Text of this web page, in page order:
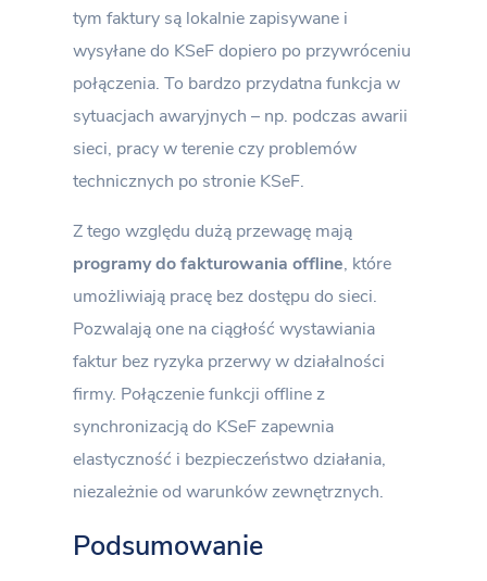
tym faktury są lokalnie zapisywane i
wysyłane do KSeF dopiero po przywróceniu
połączenia. To bardzo przydatna funkcja w
sytuacjach awaryjnych – np. podczas awarii
sieci, pracy w terenie czy problemów
technicznych po stronie KSeF.
Z tego względu dużą przewagę mają
programy do fakturowania offline, które
umożliwiają pracę bez dostępu do sieci.
Pozwalają one na ciągłość wystawiania
faktur bez ryzyka przerwy w działalności
firmy. Połączenie funkcji offline z
synchronizacją do KSeF zapewnia
elastyczność i bezpieczeństwo działania,
niezależnie od warunków zewnętrznych.
Podsumowanie